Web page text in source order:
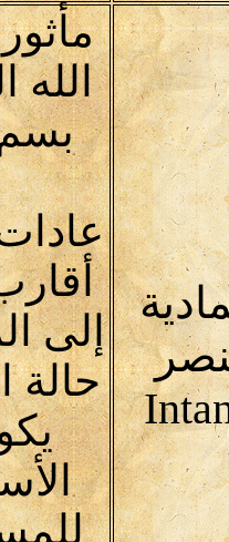
الله
إلى
حالة